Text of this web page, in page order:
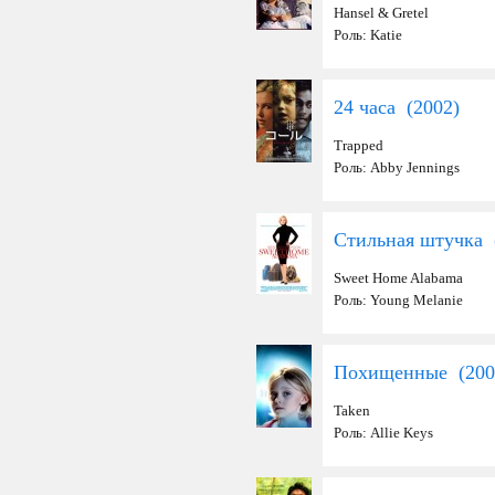
Hansel & Gretel
Роль: Katie
24 часа (2002)
Trapped
Роль: Abby Jennings
Стильная штучка
Sweet Home Alabama
Роль: Young Melanie
Похищенные (
Taken
Роль: Allie Keys